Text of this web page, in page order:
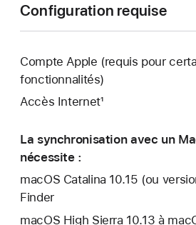
Configuration requise
Compte Apple (requis pour
fonctionnalités)
Accès Internet¹
La synchronisation avec un
nécessite :
macOS Catalina 10.15 (ou
Finder
macOS High Sierra 10.13 à